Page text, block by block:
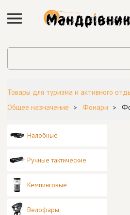
Товары для туризма и активного
Общее назначение
Фонари
Налобные
Ручные тактические
Кемпинговые
Велофары